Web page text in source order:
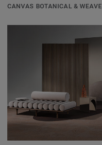
CANVAS BOTANICAL & WEAVE